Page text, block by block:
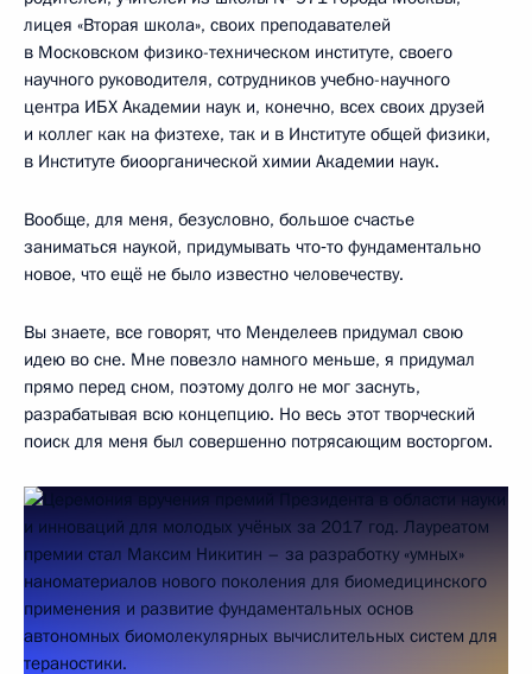
лицея «Вторая школа», своих преподавателей
в Московском физико-техническом институте, своего
научного руководителя, сотрудников учебно-научного
центра ИБХ Академии наук и, конечно, всех своих друзей
и коллег как на физтехе, так и в Институте общей физики,
в Институте биоорганической химии Академии наук.
Вообще, для меня, безусловно, большое счастье
заниматься наукой, придумывать что‑то фундаментально
новое, что ещё не было известно человечеству.
Вы знаете, все говорят, что Менделеев придумал свою
идею во сне. Мне повезло намного меньше, я придумал
прямо перед сном, поэтому долго не мог заснуть,
разрабатывая всю концепцию. Но весь этот творческий
поиск для меня был совершенно потрясающим восторгом.